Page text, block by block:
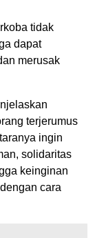
tidak
dapat
merusak
terjerumus
ingin
solidaritas
keinginan
cara